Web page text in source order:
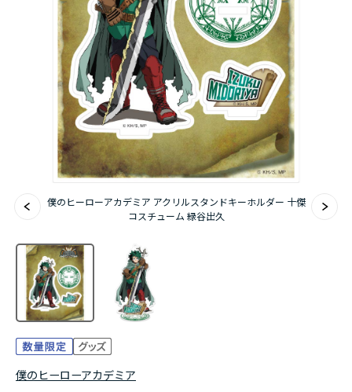
名探偵コナン
アニメ『僕のヒーローアカデミア』10周年
ハイキュー!!ジャージ＆ユニフォーム
『無職転生Ⅲ ～異世界行ったら本気だす～』
『ふつつかな悪女ではございますが ～雛宮蝶鼠と
僕のヒーローアカデミア アクリルスタンドキーホルダー 十傑
コスチューム 緑谷出久
僕のヒーローアカデミア